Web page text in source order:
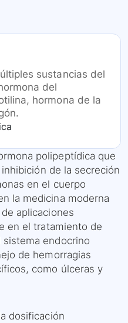
sustancias del
del
hormona de la
polipeptídica que
de la secreción
en el cuerpo
la medicina moderna
aplicaciones
en el tratamiento de
sistema endocrino
de hemorragias
como úlceras y
dosificación